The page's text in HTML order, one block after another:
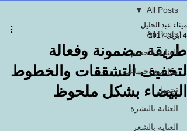
All Posts
العناية بالجسم
مواضيع اجتماعية
تجميل
العناية بالبشرة
العناية بالشعر
All Posts
طريقة مضمونة وفعالة
لتخفيف التشققات والخطوط
البيضاء بشكل ملحوظ
ميثاء عبد الجليل
4 أبريل 2017